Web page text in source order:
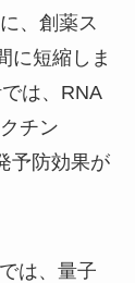
、創薬ス
に短縮しま
は、RNA
チン
予防効果が
は、量子